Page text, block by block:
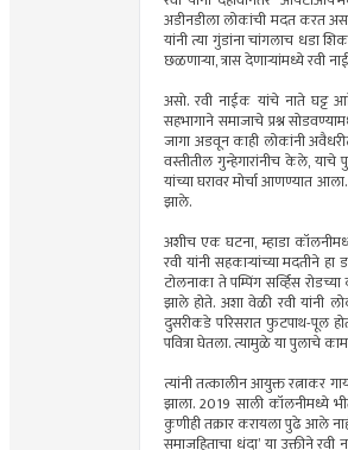
अडीनडीला लोकांची मदत करत
यांनी त्या गुंडांना चांगलाच धडा
छळणाऱ्या, त्रास देणाऱ्यांमध्ये रवी
असो. रवी नाईक यांचे नाते घट्ट
सहभागाने समाजाचे प्रश्न
जागा अडवून काही लोकांनी
वस्तीतील गुन्हेगारांनीच केले, याचे
यांच्या घरावर मोर्चा आणण्यात
झाले.
अशीच एक घटना, म्हाडा
रवी यांनी सहकाऱ्यांच्या मदतीने
टोलनाका ते पम्पिंग सर्व्हिस
झाले होते. अशा वेळी रवी यांनी
दुसरीकडे परिसरात फुटपाथ-पूल
पवित्रा घेतला. त्यामुळे या पुलाचे
त्यांनी तत्कालीन आयुक्त रत्नाकर
झाला. 2019 साली कॉलनीमध्ये
कुणीही तक्रार करायला पुढे आले